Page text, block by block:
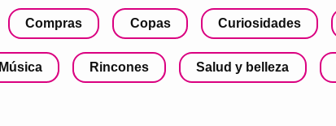
Compras Copas Curiosidades
Música Rincones Salud y belleza